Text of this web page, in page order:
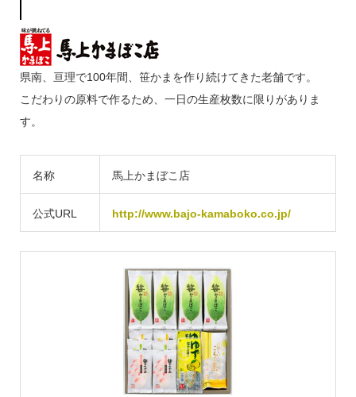
県南、亘理で100年間、笹かまを作り続けてきた老舗です。
こだわりの原料で作るため、一日の生産枚数に限りがありま
す。
名称 馬上かまぼこ店
公式URL http://www.bajo-kamaboko.co.jp/